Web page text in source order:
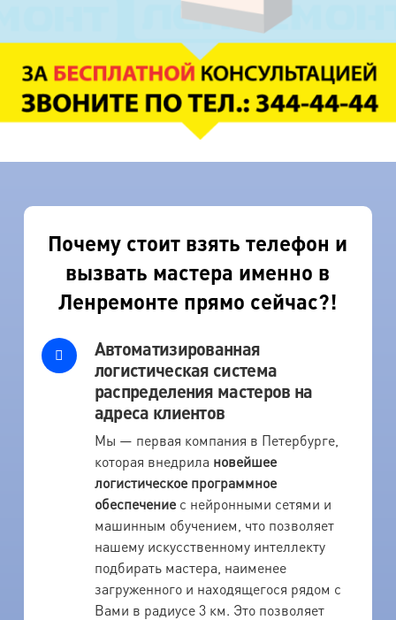
Почему стоит взять телефон и
вызвать мастера именно в
Ленремонте прямо сейчас?!
Автоматизированная
логистическая система
распределения мастеров на
адреса клиентов
Мы — первая компания в Петербурге,
которая внедрила новейшее
логистическое программное
обеспечениес нейронными сетями и
машинным обучением, что позволяет
нашему искусственному интеллекту
подбирать мастера, наименее
загруженного и находящегося рядом с
Вами в радиусе 3 км. Это позволяет